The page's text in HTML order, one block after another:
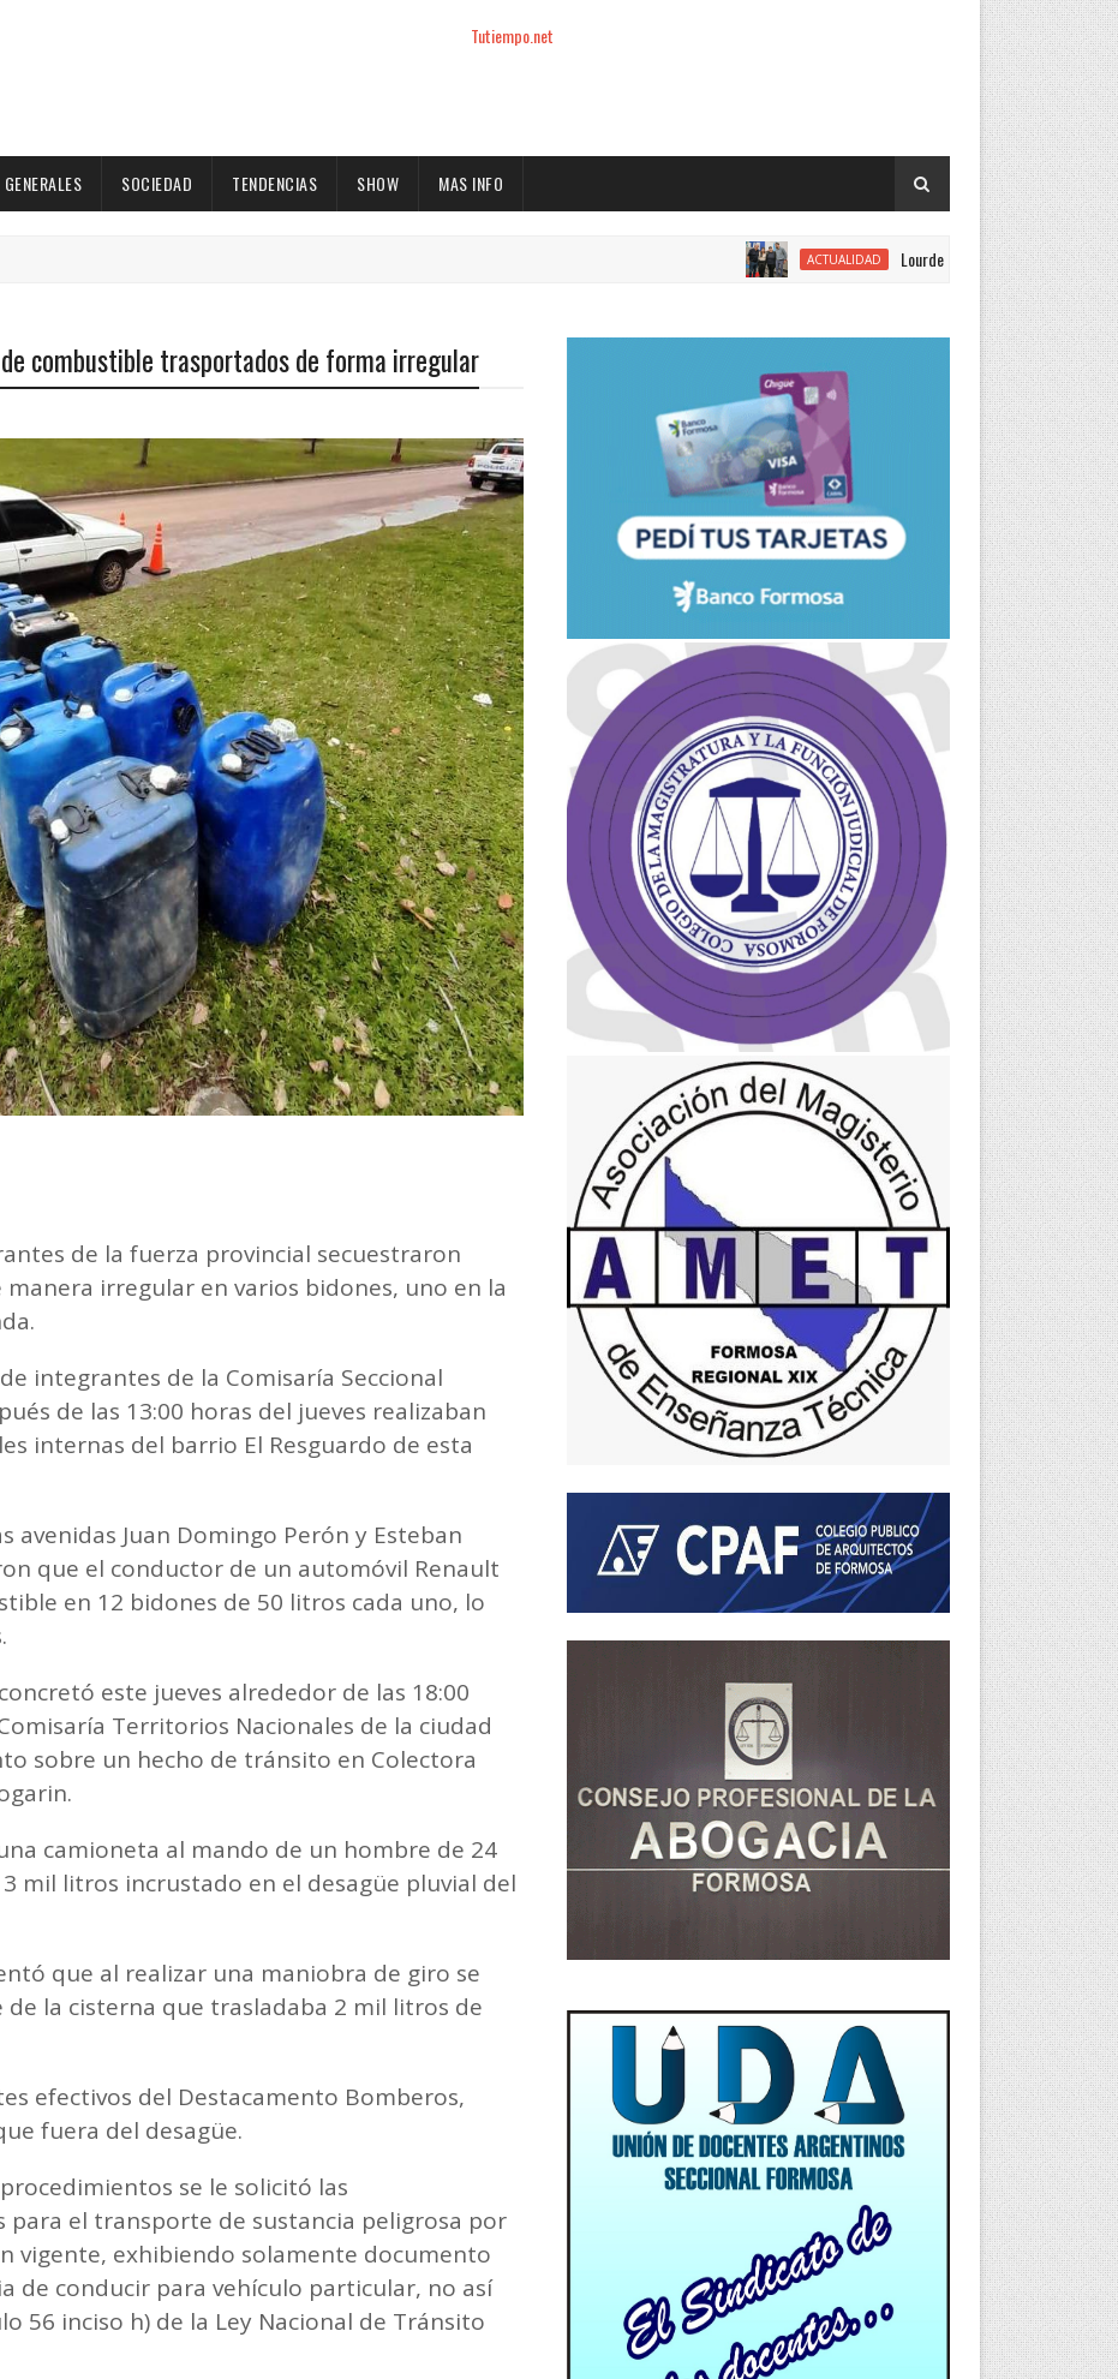
Tutiempo.net
GENERALES SOCIEDAD TENDENCIAS SHOW MAS INFO
ACTUALIDAD Lourdes Vargas juró como concejal por el
combustible trasportados de forma irregular
de la fuerza provincial secuestraron
irregular en varios bidones, uno en la
integrantes de la Comisaría Seccional
de las 13:00 horas del jueves realizaban
internas del barrio El Resguardo de esta
avenidas Juan Domingo Perón y Esteban
que el conductor de un automóvil Renault
en 12 bidones de 50 litros cada uno, lo
este jueves alrededor de las 18:00
Territorios Nacionales de la ciudad
sobre un hecho de tránsito en Colectora
camioneta al mando de un hombre de 24
mil litros incrustado en el desagüe pluvial del
que al realizar una maniobra de giro se
la cisterna que trasladaba 2 mil litros de
efectivos del Destacamento Bomberos,
fuera del desagüe.
se le solicitó las
el transporte de sustancia peligrosa por
vigente, exhibiendo solamente documento
de conducir para vehículo particular, no así
56 inciso h) de la Ley Nacional de Tránsito